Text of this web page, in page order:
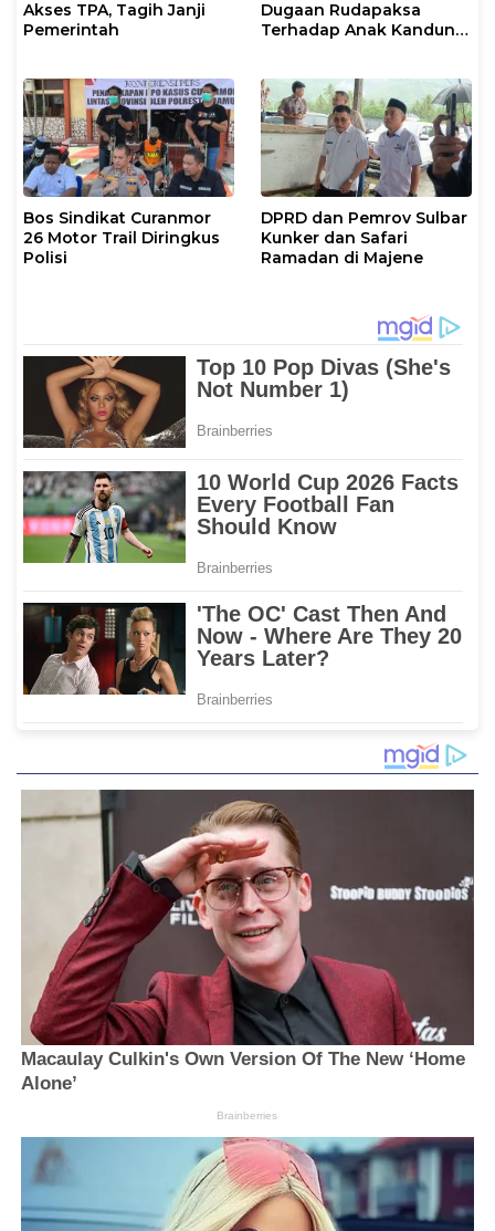
Akses TPA, Tagih Janji
Pemerintah
Dugaan Rudapaksa
Terhadap Anak Kandung
Bos Sindikat Curanmor
26 Motor Trail Diringkus
Polisi
DPRD dan Pemrov Sulbar
Kunker dan Safari
Ramadan di Majene